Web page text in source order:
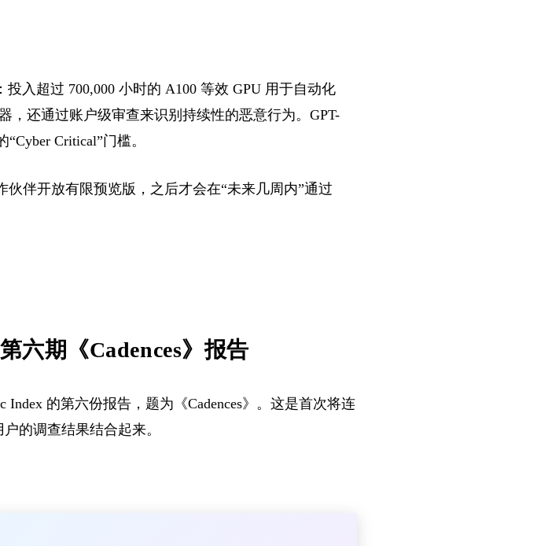
：投入超过 700,000 小时的 A100 等效 GPU 用于自动化
，还通过账户级审查来识别持续性的恶意行为。GPT-
“Cyber Critical”门槛。
伴开放有限预览版，之后才会在“未来几周内”通过
期《Cadences》报告
的第六份报告，题为《Cadences》。这是首次将连
的调查结果结合起来。